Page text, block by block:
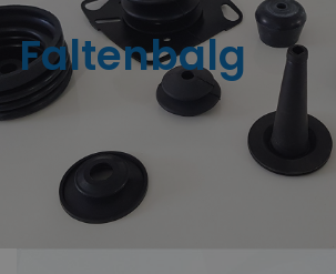
Faltenbalg